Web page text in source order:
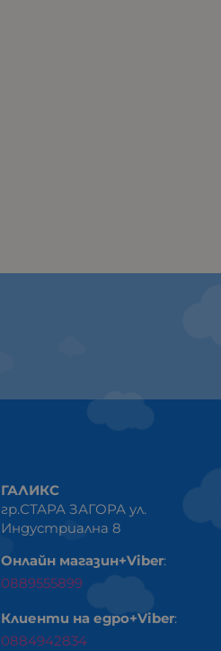
ГАЛИКС
гр.СТАРА ЗАГОРА ул.
Индустриална 8
Онлайн магазин+Viber:
0889555899
Клиенти на едро+Viber:
0884942834